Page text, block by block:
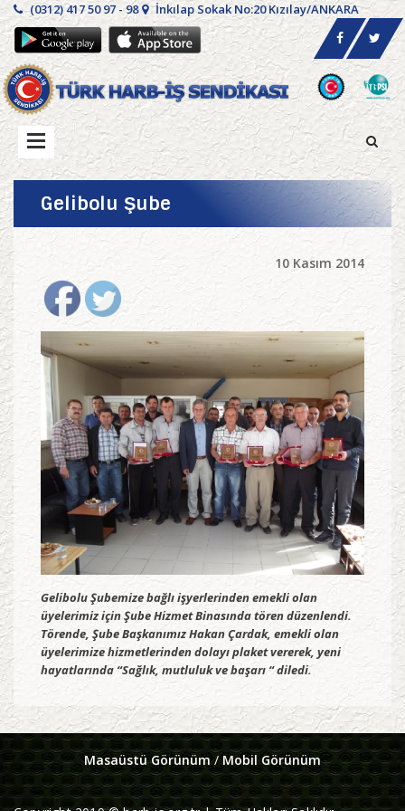
(0312) 417 50 97 - 98 İnkılap Sokak No:20 Kızılay/ANKARA
Gelibolu Şube
10 Kasım 2014
Gelibolu Şubemize bağlı işyerlerinden emekli olan
üyelerimiz için Şube Hizmet Binasında tören düzenlendi.
Törende, Şube Başkanımız Hakan Çardak, emekli olan
üyelerimize hizmetlerinden dolayı plaket vererek, yeni
hayatlarında “Sağlık, mutluluk ve başarı “ diledi.
Masaüstü Görünüm/ Mobil Görünüm